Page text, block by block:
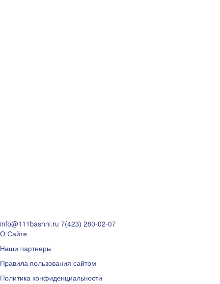
info@111bashni.ru 7(423) 280-02-07
О Сайте
Наши партнеры
Правила пользования сайтом
Политика конфиденциальности